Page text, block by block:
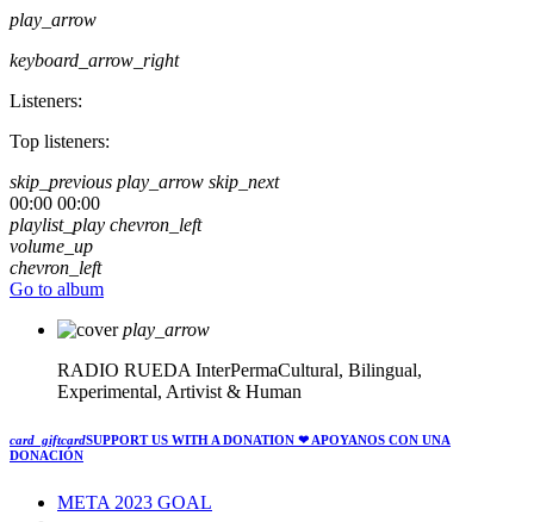
play_arrow
keyboard_arrow_right
Listeners:
Top listeners:
skip_previous play_arrow skip_next
00:00 00:00
playlist_play chevron_left
volume_up
chevron_left
Go to album
play_arrow
RADIO RUEDA InterPermaCultural, Bilingual,
Experimental, Artivist & Human
card_giftcardSUPPORT US WITH A DONATION ❤ APOYANOS CON UNA
DONACIÓN
META 2023 GOAL